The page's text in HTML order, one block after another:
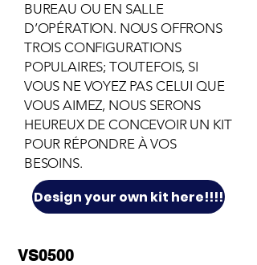
BUREAU OU EN SALLE
D’OPÉRATION. NOUS OFFRONS
TROIS CONFIGURATIONS
POPULAIRES; TOUTEFOIS, SI
VOUS NE VOYEZ PAS CELUI QUE
VOUS AIMEZ, NOUS SERONS
HEUREUX DE CONCEVOIR UN KIT
POUR RÉPONDRE À VOS
BESOINS.
Design your own kit here!!!!
VS0500